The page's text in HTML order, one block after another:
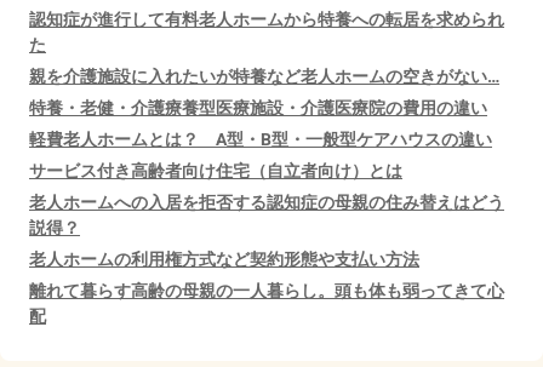
認知症が進行して有料老人ホームから特養への転居を求められ
た
親を介護施設に入れたいが特養など老人ホームの空きがない…
特養・老健・介護療養型医療施設・介護医療院の費用の違い
軽費老人ホームとは？ A型・B型・一般型ケアハウスの違い
サービス付き高齢者向け住宅（自立者向け）とは
老人ホームへの入居を拒否する認知症の母親の住み替えはどう
説得？
老人ホームの利用権方式など契約形態や支払い方法
離れて暮らす高齢の母親の一人暮らし。頭も体も弱ってきて心
配